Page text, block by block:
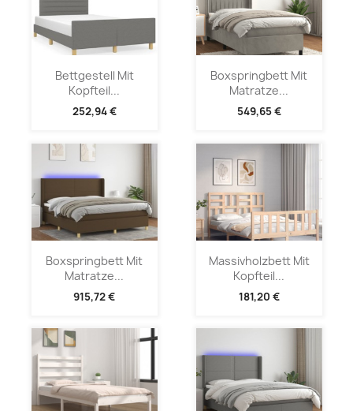
Bettgestell Mit
Kopfteil...
252,94 €
Boxspringbett Mit
Matratze...
549,65 €
Boxspringbett Mit
Matratze...
915,72 €
Massivholzbett Mit
Kopfteil...
181,20 €